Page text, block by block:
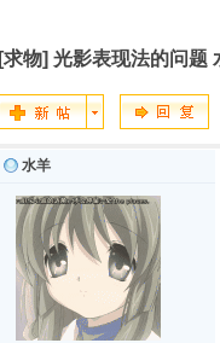
[求物] 光影表现法的问题
水羊